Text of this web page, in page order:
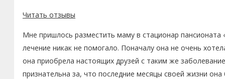
Читать отзывы
Мне пришлось разместить маму в стационар
лечение никак не помогало. Поначалу она не очень
она приобрела настоящих друзей с таким же
признательна за, что последние месяцы своей жизни